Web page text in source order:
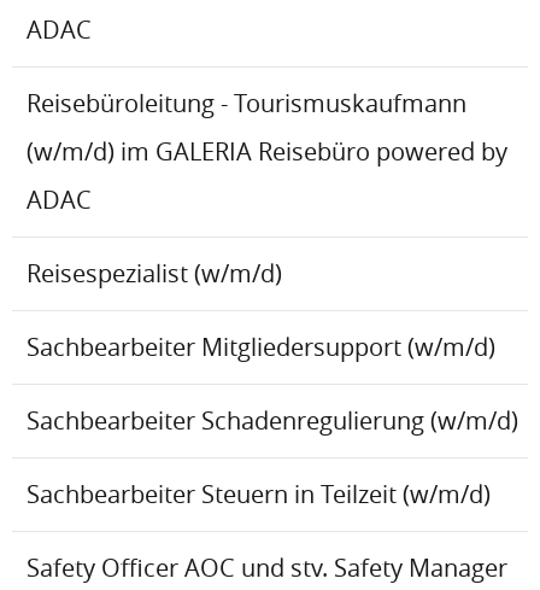
ADAC
Reisebüroleitung - Tourismuskaufmann
(w/m/d) im GALERIA Reisebüro powered by
ADAC
Reisespezialist (w/m/d)
Sachbearbeiter Mitgliedersupport (w/m/d)
Sachbearbeiter Schadenregulierung (w/m/d)
Sachbearbeiter Steuern in Teilzeit (w/m/d)
Safety Officer AOC und stv. Safety Manager